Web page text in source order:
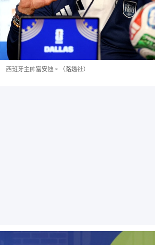
西班牙主帥富安迪。（路透社）